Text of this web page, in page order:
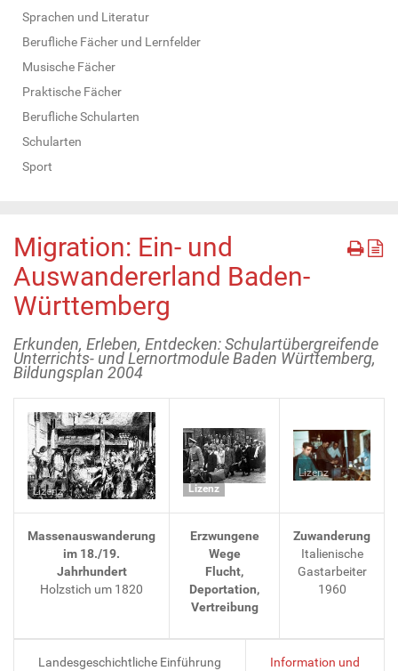
Sprachen und Literatur
Berufliche Fächer und Lernfelder
Musische Fächer
Praktische Fächer
Berufliche Schularten
Schularten
Sport
Migration: Ein- und
Auswandererland Baden-
Württemberg
Erkunden, Erleben, Entdecken: Schulartübergreifende
Unterrichts- und Lernortmodule Baden Württemberg,
Bildungsplan 2004
Lizenz Lizenz
Lizenz
Massenauswanderung
im 18./19.
Jahrhundert
Holzstich um 1820
Erzwungene
Wege
Flucht,
Deportation,
Vertreibung
Zuwanderung
Italienische
Gastarbeiter
1960
Landesgeschichtliche Einführung
Information und